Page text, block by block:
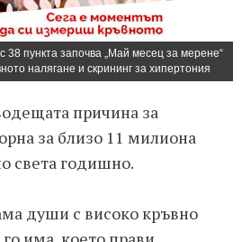
38 пункта започва „Май месец за мерене“
налягане и скрининг за хипертония
причина за
за близо 11 милиона
света годишно.
души с високо кръвно